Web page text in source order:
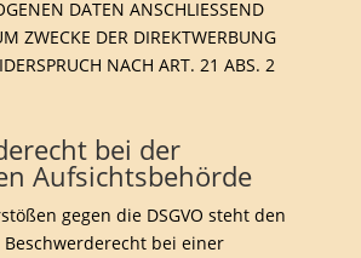
DATEN ANSCHLIESSEND
ZWECKE DER DIREKTWERBUNG
NACH ART. 21 ABS. 2
bei der
Aufsichts­behörde
gegen die DSGVO steht den
bei einer